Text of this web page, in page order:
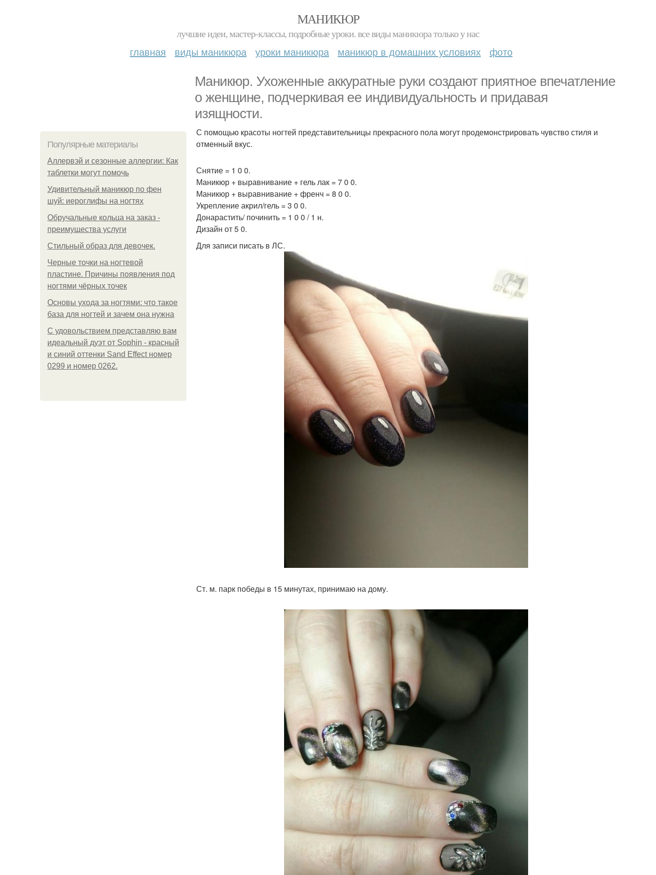
МАНИКЮР
лучшие идеи, мастер-классы, подробные уроки. все виды маникюра только у нас
главная виды маникюра уроки маникюра маникюр в домашних условиях фото
Маникюр. Ухоженные аккуратные руки создают приятное впечатление
о женщине, подчеркивая ее индивидуальность и придавая
изящности.
Популярные материалы
Аллервэй и сезонные аллергии: Как
таблетки могут помочь
Удивительный маникюр по фен
шуй: иероглифы на ногтях
Обручальные кольца на заказ -
преимущества услуги
Стильный образ для девочек.
Черные точки на ногтевой
пластине. Причины появления под
ногтями чёрных точек
Основы ухода за ногтями: что такое
база для ногтей и зачем она нужна
С удовольствием представляю вам
идеальный дуэт от Sophin - красный
и синий оттенки Sand Effect номер
0299 и номер 0262.
С помощью красоты ногтей представительницы прекрасного пола могут продемонстрировать чувство стиля и
отменный вкус.
Снятие = 1 0 0.
Маникюр + выравнивание + гель лак = 7 0 0.
Маникюр + выравнивание + френч = 8 0 0.
Укрепление акрил/гель = 3 0 0.
Донарастить/ починить = 1 0 0 / 1 н.
Дизайн от 5 0.
Для записи писать в ЛС.
Ст. м. парк победы в 15 минутах, принимаю на дому.